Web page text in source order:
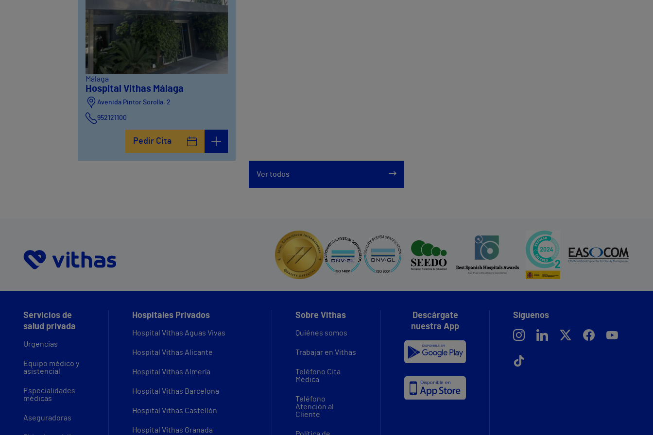
Málaga
Hospital Vithas Málaga
Avenida Pintor Sorolla, 2
952121100
Pedir Cita
Ver todos
Servicios de
salud privada
Urgencias
Equipo médico y
asistencial
Especialidades
médicas
Aseguradoras
Hospitales Privados
Hospital Vithas Aguas Vivas
Hospital Vithas Alicante
Hospital Vithas Almería
Hospital Vithas Barcelona
Hospital Vithas Castellón
Hospital Vithas Granada
Sobre Vithas
Quiénes somos
Trabajar en Vithas
Teléfono Cita
Médica
Teléfono
Atención al
Cliente
Descárgate
nuestra App
Síguenos